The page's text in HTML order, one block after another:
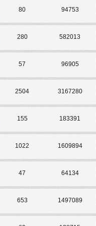
80 94753
280 582013
57 96905
2504 3167280
155 183391
1022 1609894
47 64134
653 1497089